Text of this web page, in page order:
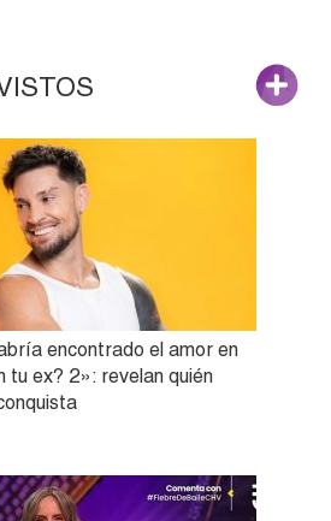
encontrado el amor en
tu ex? 2»: revelan quién